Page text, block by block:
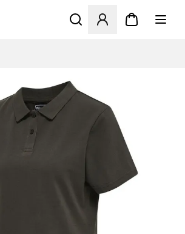
Opent een venster om in